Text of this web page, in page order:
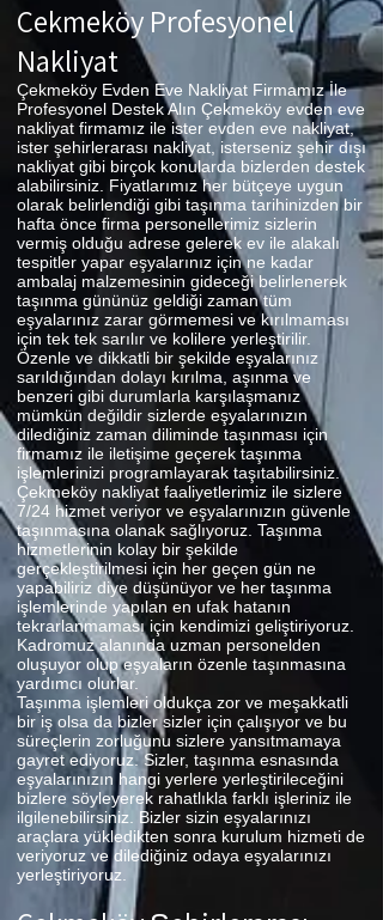
Çekmeköy Profesyonel
Nakliyat
Çekmeköy Evden Eve Nakliyat Firmamız İle
Profesyonel Destek Alın Çekmeköy evden eve
nakliyat firmamız ile ister evden eve nakliyat,
ister şehirlerarası nakliyat, isterseniz şehir dışı
nakliyat gibi birçok konularda bizlerden destek
alabilirsiniz. Fiyatlarımız her bütçeye uygun
olarak belirlendiği gibi taşınma tarihinizden bir
hafta önce firma personellerimiz sizlerin
vermiş olduğu adrese gelerek ev ile alakalı
tespitler yapar eşyalarınız için ne kadar
ambalaj malzemesinin gideceği belirlenerek
taşınma gününüz geldiği zaman tüm
eşyalarınız zarar görmemesi ve kırılmaması
için tek tek sarılır ve kolilere yerleştirilir.
Özenle ve dikkatli bir şekilde eşyalarınız
sarıldığından dolayı kırılma, aşınma ve
benzeri gibi durumlarla karşılaşmanız
mümkün değildir sizlerde eşyalarınızın
dilediğiniz zaman diliminde taşınması için
firmamız ile iletişime geçerek taşınma
işlemlerinizi programlayarak taşıtabilirsiniz.
Çekmeköy nakliyat faaliyetlerimiz ile sizlere
7/24 hizmet veriyor ve eşyalarınızın güvenle
taşınmasına olanak sağlıyoruz. Taşınma
hizmetlerinin kolay bir şekilde
gerçekleştirilmesi için her geçen gün ne
yapabiliriz diye düşünüyor ve her taşınma
işlemlerinde yapılan en ufak hatanın
tekrarlanmaması için kendimizi geliştiriyoruz.
Kadromuz alanında uzman personelden
oluşuyor olup eşyaların özenle taşınmasına
yardımcı olurlar.
Taşınma işlemleri oldukça zor ve meşakkatli
bir iş olsa da bizler sizler için çalışıyor ve bu
süreçlerin zorluğunu sizlere yansıtmamaya
gayret ediyoruz. Sizler, taşınma esnasında
eşyalarınızın hangi yerlere yerleştirileceğini
bizlere söyleyerek rahatlıkla farklı işleriniz ile
ilgilenebilirsiniz. Bizler sizin eşyalarınızı
araçlara yükledikten sonra kurulum hizmeti de
veriyoruz ve dilediğiniz odaya eşyalarınızı
yerleştiriyoruz.